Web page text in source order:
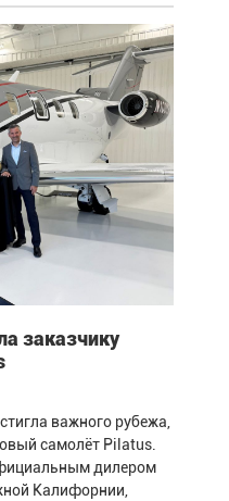
заказчику
важного рубежа,
самолёт Pilatus.
дилером
Калифорнии,